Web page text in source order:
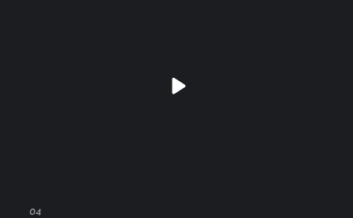
04